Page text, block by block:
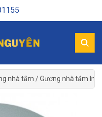
nhà tắm /Gương nhà tắm Inax